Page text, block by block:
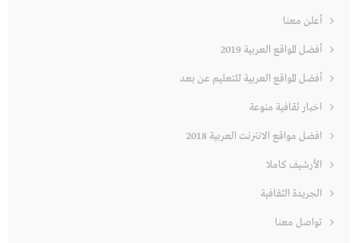
أعلن معنا
أفضل المواقع العربية 2019
أفضل المواقع العربية للتعليم عن بعد
اخبار ثقافية منوعة
افضل مواقع الانترنت العربية 2018
الأرشيف كاملا
الجريدة الثقافية
تواصل معنا